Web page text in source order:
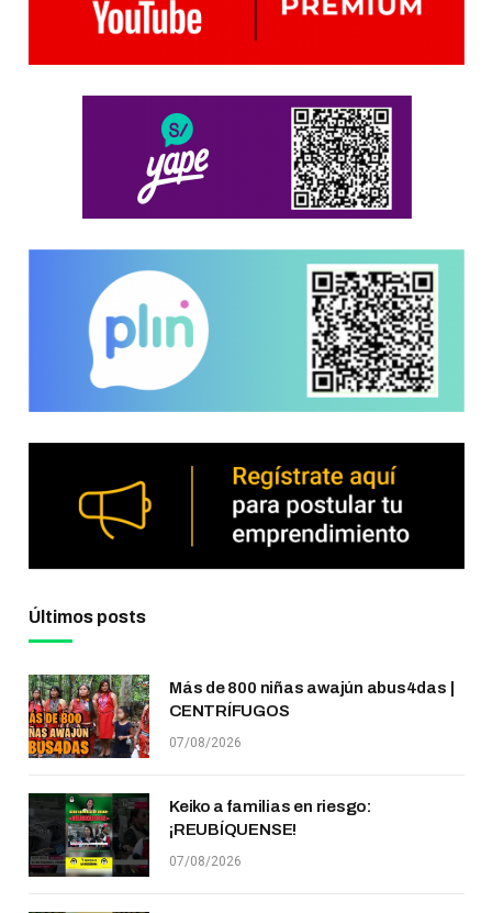
Últimos posts
Más de 800 niñas awajún abus4das |
CENTRÍFUGOS
07/08/2026
Keiko a familias en riesgo:
¡REUBÍQUENSE!
07/08/2026